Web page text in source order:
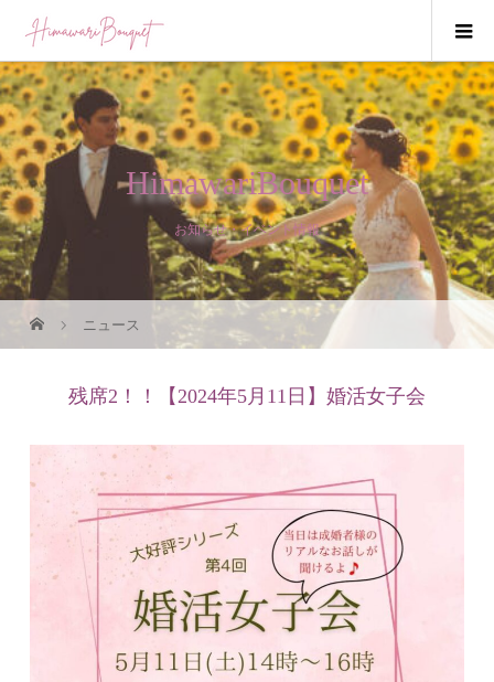
HimawariBouquet
お知らせ・イベント情報
ニュース
残席2！！【2024年5月11日】婚活女子会